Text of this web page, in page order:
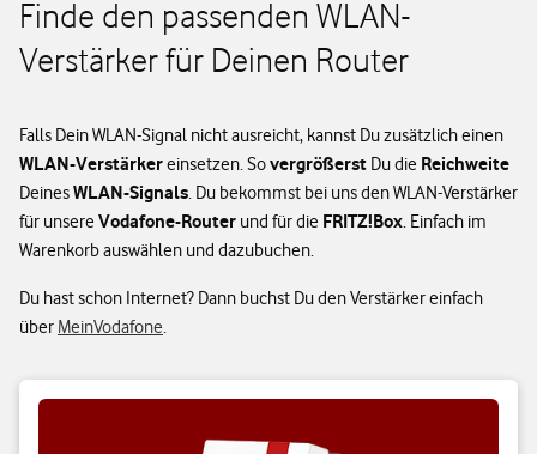
Finde den passenden WLAN-
Verstärker für Deinen Router
Falls Dein WLAN-Signal nicht ausreicht, kannst Du zusätzlich einen
WLAN-Verstärkereinsetzen. Sovergrößerst Du die Reichweite
DeinesWLAN-Signals. Du bekommst bei uns den WLAN-Verstärker
für unsere Vodafone-Router und für die FRITZ!Box. Einfach im
Warenkorb auswählen und dazubuchen.
Du hast schon Internet? Dann buchst Du den Verstärker einfach
über MeinVodafone.